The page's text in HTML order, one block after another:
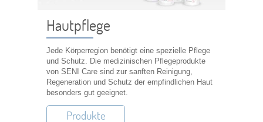
Hautpflege
Jede Körperregion benötigt eine spezielle Pflege
und Schutz. Die medizinischen Pflegeprodukte
von SENI Care sind zur sanften Reinigung,
Regeneration und Schutz der empfindlichen Haut
besonders gut geeignet.
Produkte